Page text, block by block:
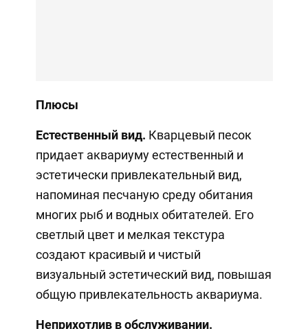
Плюсы
Естественный вид. Кварцевый песок
придает аквариуму естественный и
эстетически привлекательный вид,
напоминая песчаную среду обитания
многих рыб и водных обитателей. Его
светлый цвет и мелкая текстура
создают красивый и чистый
визуальный эстетический вид, повышая
общую привлекательность аквариума.
Неприхотлив в обслуживании.